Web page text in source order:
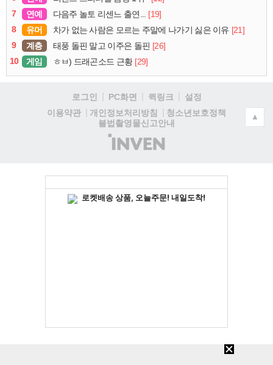
7
연예 다음주 놀토 리센느 출연... [19]
8
유머 차가 없는 사람은 모르는 주말에 나가기 싫은 이유 [21]
9
계층 태풍 돌핀 말고 이주은 돌핀 [26]
10
게임 ㅎㅂ) 드래곤소드 근황 [29]
로그인 PC화면 퀵링크
설정
이용약관
개인정보처리방침
청소년보호정책
불법촬영물신고안내
(주)
인
▲